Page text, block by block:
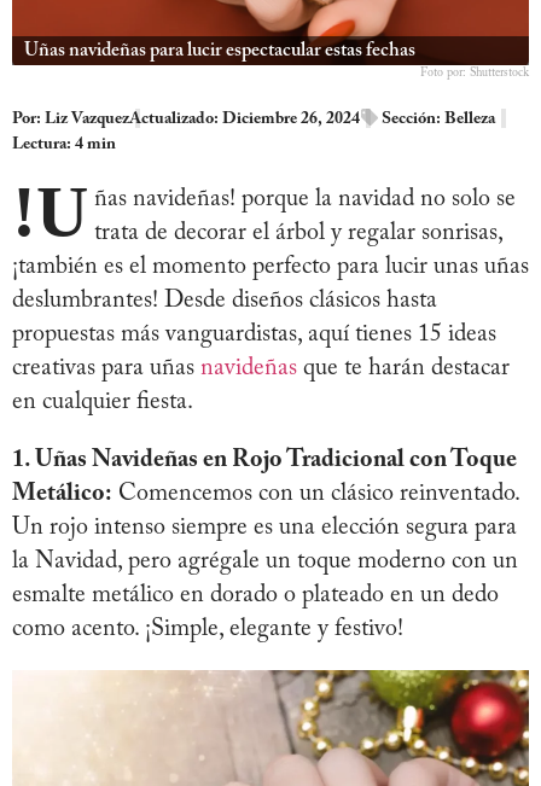
Uñas navideñas para lucir espectacular estas fechas
Foto por: Shutterstock
Por: Liz VazquezActualizado: Diciembre 26, 2024 Sección: Belleza
Lectura: 4 min
!U ñas navideñas! porque la navidad no solo se
trata de decorar el árbol y regalar sonrisas,
¡también es el momento perfecto para lucir unas uñas
deslumbrantes! Desde diseños clásicos hasta
propuestas más vanguardistas, aquí tienes 15 ideas
creativas para uñas navideñas que te harán destacar
en cualquier fiesta.
1. Uñas Navideñas en Rojo Tradicional con Toque
Metálico: Comencemos con un clásico reinventado.
Un rojo intenso siempre es una elección segura para
la Navidad, pero agrégale un toque moderno con un
esmalte metálico en dorado o plateado en un dedo
como acento. ¡Simple, elegante y festivo!